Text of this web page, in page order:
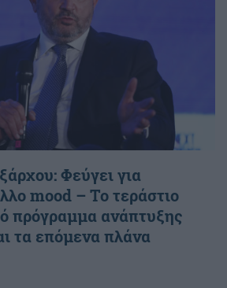
Φεύγει για
mood – Το τεράστιο
πρόγραμμα ανάπτυξης
τα επόμενα πλάνα